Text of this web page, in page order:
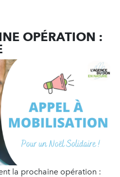
OPÉRATION :
la prochaine opération :